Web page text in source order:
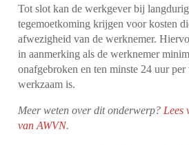
Tot slot kan de werkgever bij
tegemoetkoming krijgen voor kosten
afwezigheid van de werknemer.
in aanmerking als de werknemer
onafgebroken en ten minste 24 uur per
werkzaam is.
Meer weten over dit onderwerp? Lees
van AWVN.